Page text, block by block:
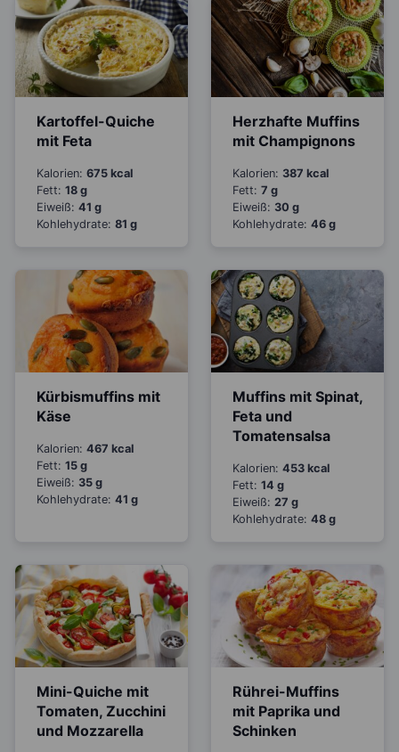
Kartoffel-Quiche
mit Feta
Kalorien: 675 kcal
Fett: 18 g
Eiweiß: 41 g
Kohlehydrate: 81 g
Herzhafte Muffins
mit Champignons
Kalorien: 387 kcal
Fett: 7 g
Eiweiß: 30 g
Kohlehydrate: 46 g
Kürbismuffins mit
Käse
Kalorien: 467 kcal
Fett: 15 g
Eiweiß: 35 g
Kohlehydrate: 41 g
Muffins mit Spinat,
Feta und
Tomatensalsa
Kalorien: 453 kcal
Fett: 14 g
Eiweiß: 27 g
Kohlehydrate: 48 g
Mini-Quiche mit
Tomaten, Zucchini
und Mozzarella
Rührei-Muffins
mit Paprika und
Schinken